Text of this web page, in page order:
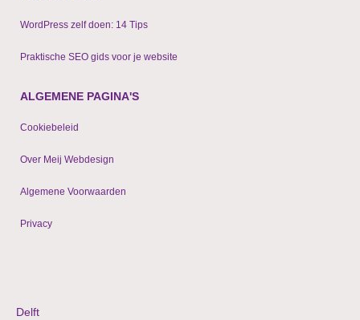
WordPress zelf doen: 14 Tips
Praktische SEO gids voor je website
ALGEMENE PAGINA'S
Cookiebeleid
Over Meij Webdesign
Algemene Voorwaarden
Privacy
Delft